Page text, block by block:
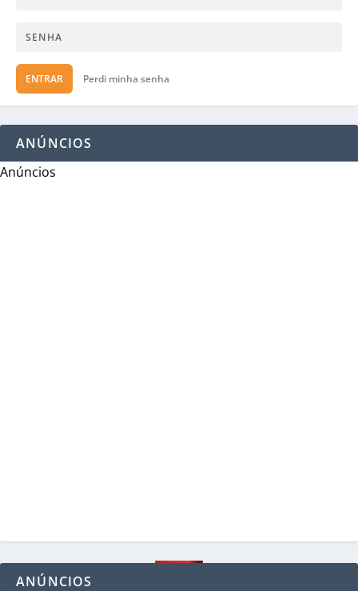
ENTRAR Perdi minha senha
ANÚNCIOS
Anúncios
ANÚNCIOS